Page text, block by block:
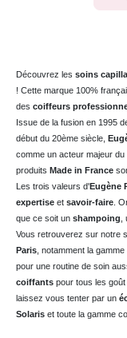
Découvrez les soins
! Cette marque 100%
des coiffeurs
Issue de la fusion en 1995
début du 20ème siècle,
comme un acteur majeur du
produits Made in France
Les trois valeurs d'Eugène
expertise et savoir-faire .
que ce soit un shampoing
Vous retrouverez sur notre
Paris , notamment la
pour une routine de soin
coiffants pour tous les
laissez vous tenter par un
Solaris et toute la gamme